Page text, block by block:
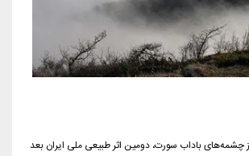
باداب سورت، دومین اثر طبیعی ملی ایران بعد